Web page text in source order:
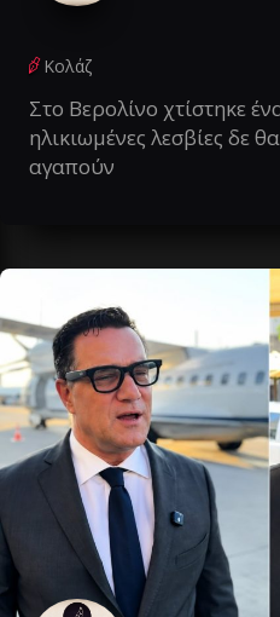
Κολάζ
Στο Βερολίνο χτίστηκε
ηλικιωμένες λεσβίες δε
αγαπούν